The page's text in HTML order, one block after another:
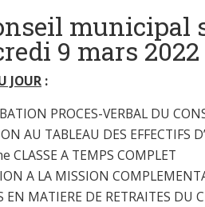
municipal
9 mars 2022
JOUR :
PROCES-VERBAL DU
AU TABLEAU DES EFFECTIFS
CLASSE A TEMPS COMPLET
A LA MISSION
EN MATIERE DE RETRAITES DU